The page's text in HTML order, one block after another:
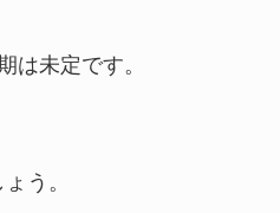
は未定です。
う。